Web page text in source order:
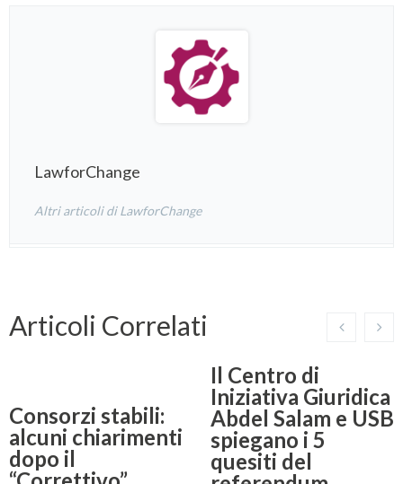
LawforChange
Altri articoli di LawforChange
Articoli Correlati
Consorzi stabili:
alcuni chiarimenti
dopo il
Il Centro di
Iniziativa Giuridica
Abdel Salam e USB
spiegano i 5
quesiti del